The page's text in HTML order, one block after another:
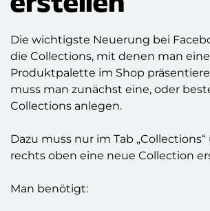
Die wichtigste Neuerung bei
die Collections, mit denen man
Produktpalette im Shop
muss man zunächst eine, oder
Collections anlegen.
Dazu muss nur im Tab
rechts oben eine neue Collection
Man benötigt: